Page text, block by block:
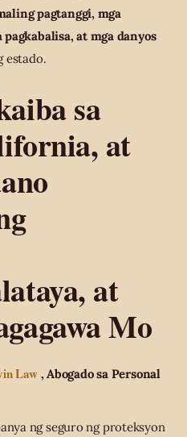
pagtanggi, mga
at mga danyos
estado.
sa
at
at
Mo
Law, Abogado sa Personal
ng seguro ng proteksyon